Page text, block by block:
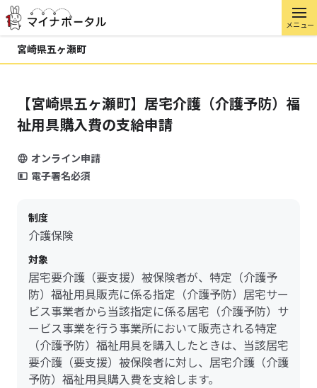
メニュー
宮崎県五ヶ瀬町
【宮崎県五ヶ瀬町】居宅介護（介護予防）福
祉用具購入費の支給申請
オンライン申請
電子署名必須
制度
介護保険
対象
居宅要介護（要支援）被保険者が、特定（介護予
防）福祉用具販売に係る指定（介護予防）居宅サー
ビス事業者から当該指定に係る居宅（介護予防）サ
ービス事業を行う事業所において販売される特定
（介護予防）福祉用具を購入したときは、当該居宅
要介護（要支援）被保険者に対し、居宅介護（介護
予防）福祉用具購入費を支給します。